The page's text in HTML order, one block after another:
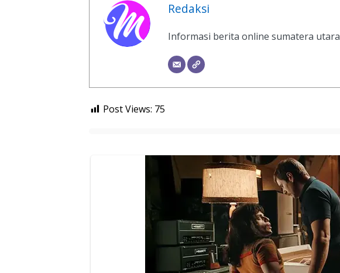
Redaksi
Informasi berita online sumatera utara
Post Views: 75